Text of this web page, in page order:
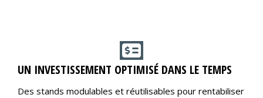
UN INVESTISSEMENT OPTIMISÉ DANS LE TEMPS
Des stands modulables et réutilisables pour rentabiliser